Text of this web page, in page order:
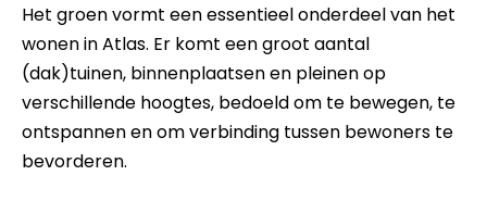
Het groen vormt een essentieel onderdeel van het
wonen in Atlas. Er komt een groot aantal
(dak)tuinen, binnenplaatsen en pleinen op
verschillende hoogtes, bedoeld om te bewegen, te
ontspannen en om verbinding tussen bewoners te
bevorderen.